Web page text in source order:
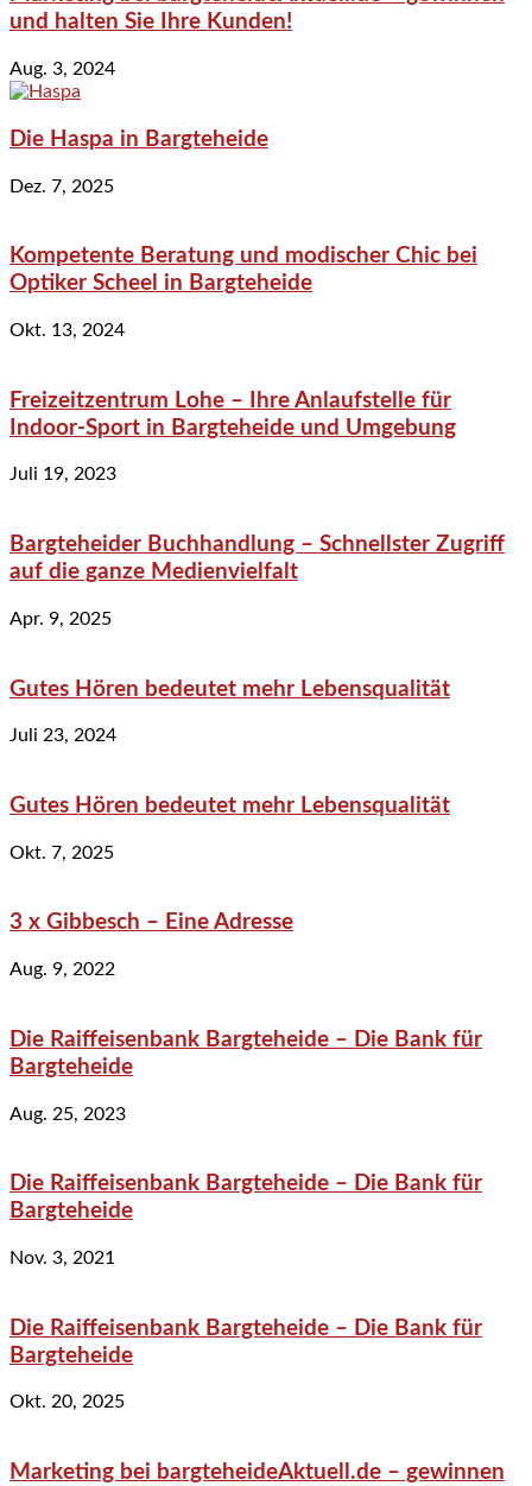
und halten Sie Ihre Kunden!
Aug. 3, 2024
Die Haspa in Bargteheide
Dez. 7, 2025
Kompetente Beratung und modischer Chic bei
Optiker Scheel in Bargteheide
Okt. 13, 2024
Freizeitzentrum Lohe – Ihre Anlaufstelle für
Indoor-Sport in Bargteheide und Umgebung
Juli 19, 2023
Bargteheider Buchhandlung – Schnellster Zugriff
auf die ganze Medienvielfalt
Apr. 9, 2025
Gutes Hören bedeutet mehr Lebensqualität
Juli 23, 2024
Gutes Hören bedeutet mehr Lebensqualität
Okt. 7, 2025
3 x Gibbesch – Eine Adresse
Aug. 9, 2022
Die Raiffeisenbank Bargteheide – Die Bank für
Bargteheide
Aug. 25, 2023
Die Raiffeisenbank Bargteheide – Die Bank für
Bargteheide
Nov. 3, 2021
Die Raiffeisenbank Bargteheide – Die Bank für
Bargteheide
Okt. 20, 2025
Marketing bei bargteheideAktuell.de – gewinnen